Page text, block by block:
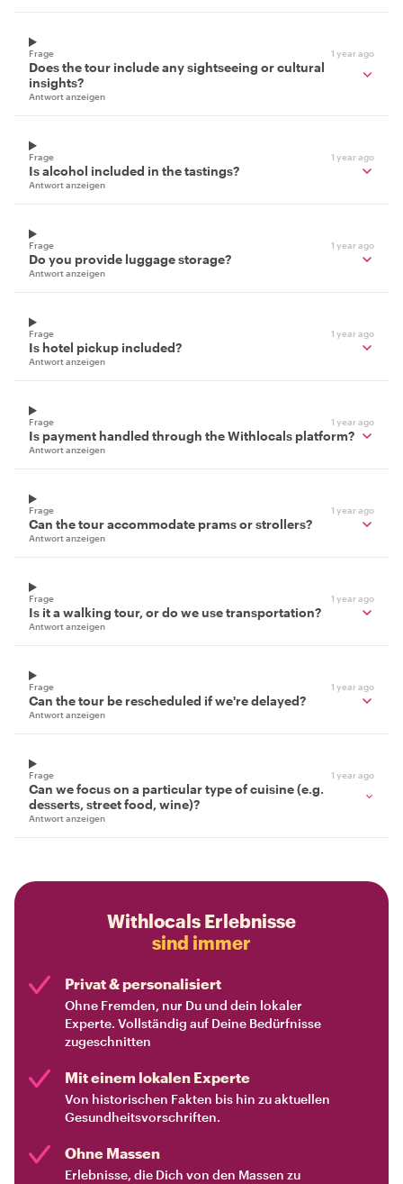
Frage 1 year ago
Does the tour include any sightseeing or cultural
insights?
Antwort anzeigen
Frage 1 year ago
Is alcohol included in the tastings?
Antwort anzeigen
Frage 1 year ago
Do you provide luggage storage?
Antwort anzeigen
Frage 1 year ago
Is hotel pickup included?
Antwort anzeigen
Frage 1 year ago
Is payment handled through the Withlocals platform?
Antwort anzeigen
Frage 1 year ago
Can the tour accommodate prams or strollers?
Antwort anzeigen
Frage 1 year ago
Is it a walking tour, or do we use transportation?
Antwort anzeigen
Frage 1 year ago
Can the tour be rescheduled if we're delayed?
Antwort anzeigen
Frage 1 year ago
Can we focus on a particular type of cuisine (e.g.
desserts, street food, wine)?
Antwort anzeigen
Withlocals Erlebnisse
sind immer
Privat & personalisiert
Ohne Fremden, nur Du und dein lokaler
Experte. Vollständig auf Deine Bedürfnisse
zugeschnitten
Mit einem lokalen Experte
Von historischen Fakten bis hin zu aktuellen
Gesundheitsvorschriften.
Ohne Massen
Erlebnisse, die Dich von den Massen zu